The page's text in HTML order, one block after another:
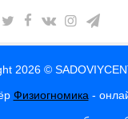
2026 ©
Физиогномика -